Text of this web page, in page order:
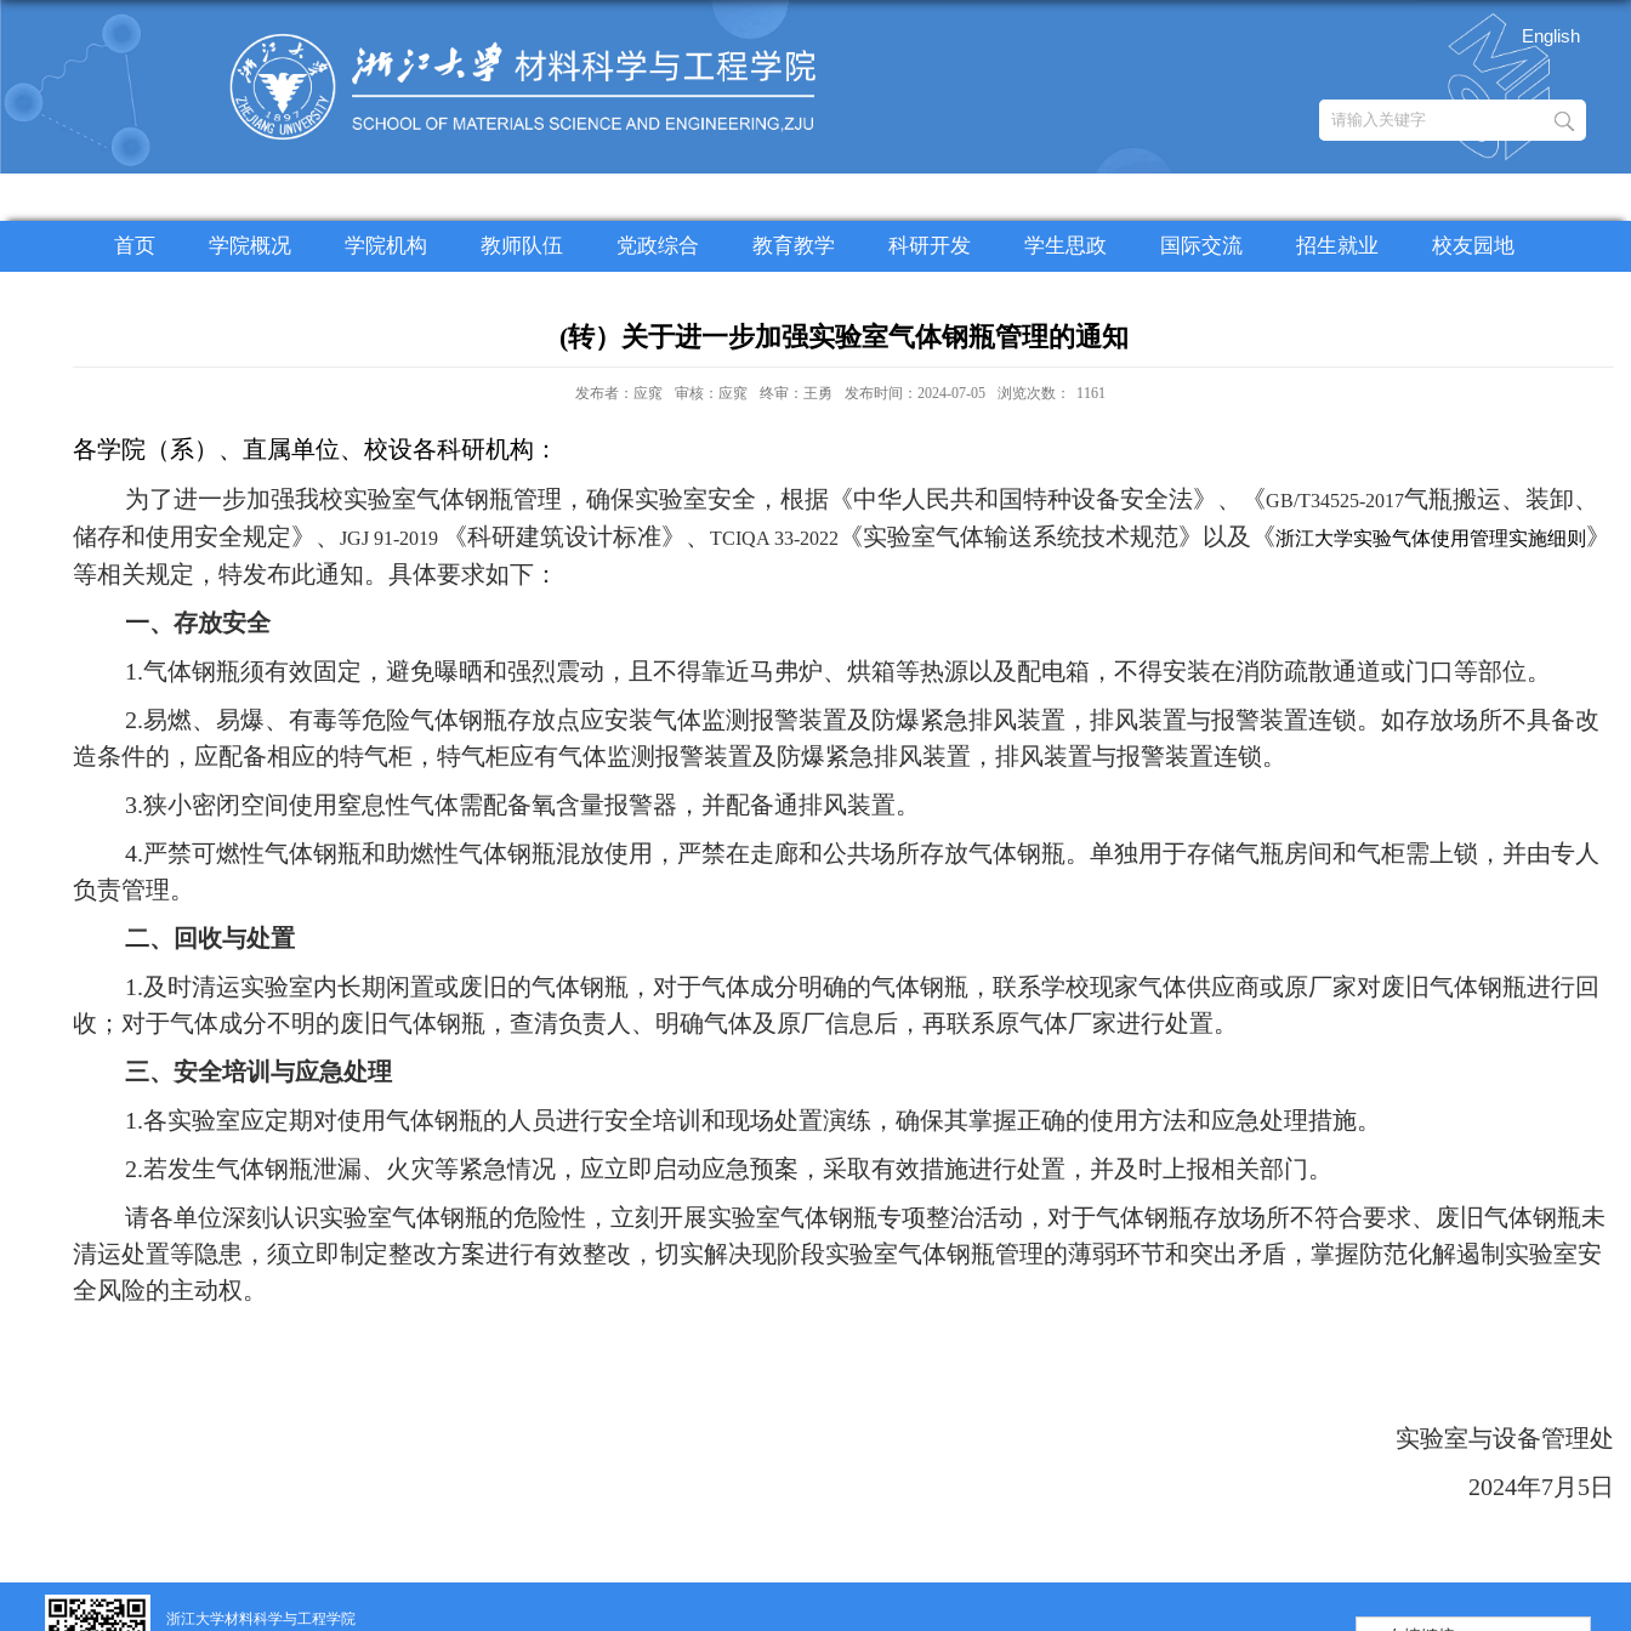
English
首页 学院概况 学院机构 教师队伍 党政综合 教育教学 科研开发 学生思政 国际交流 招生就业 校友园地
(转）关于进一步加强实验室气体钢瓶管理的通知
发布者：应窕 审核：应窕 终审：王勇 发布时间：2024-07-05 浏览次数： 1161
各学院（系）、直属单位、校设各科研机构：
为了进一步加强我校实验室气体钢瓶管理，确保实验室安全，根据《中华人民共和国特种设备安全法》、《GB/T34525-2017气瓶搬运、装卸、
储存和使用安全规定》、
JGJ 91-2019 《科研建筑设计标准》、 TCIQA 33-2022 《实验室气体输送系统技术规范》以及《浙江大学实验气体使用管理实施细则 》
等相关规定，特发布此通知。具体要求如下：
一、存放安全
1.气体钢瓶须有效固定，避免曝晒和强烈震动，且不得靠近马弗炉、烘箱等热源以及配电箱，不得安装在消防疏散通道或门口等部位。
2.易燃、易爆、有毒等危险气体钢瓶存放点应安装气体监测报警装置及防爆紧急排风装置，排风装置与报警装置连锁。如存放场所不具备改
造条件的，应配备相应的特气柜，特气柜应有气体监测报警装置及防爆紧急排风装置，排风装置与报警装置连锁。
3.狭小密闭空间使用窒息性气体需配备氧含量报警器，并配备通排风装置。
4.严禁可燃性气体钢瓶和助燃性气体钢瓶混放使用，严禁在走廊和公共场所存放气体钢瓶。单独用于存储气瓶房间和气柜需上锁，并由专人
负责管理。
二、回收与处置
1.及时清运实验室内长期闲置或废旧的气体钢瓶，对于气体成分明确的气体钢瓶，联系学校现家气体供应商或原厂家对废旧气体钢瓶进行回
收；对于气体成分不明的废旧气体钢瓶，查清负责人、明确气体及原厂信息后，再联系原气体厂家进行处置。
三、安全培训与应急处理
1.各实验室应定期对使用气体钢瓶的人员进行安全培训和现场处置演练，确保其掌握正确的使用方法和应急处理措施。
2.若发生气体钢瓶泄漏、火灾等紧急情况，应立即启动应急预案，采取有效措施进行处置，并及时上报相关部门。
请各单位深刻认识实验室气体钢瓶的危险性，立刻开展实验室气体钢瓶专项整治活动，对于气体钢瓶存放场所不符合要求、废旧气体钢瓶未
清运处置等隐患，须立即制定整改方案进行有效整改，切实解决现阶段实验室气体钢瓶管理的薄弱环节和突出矛盾，掌握防范化解遏制实验室安
全风险的主动权。
实验室与设备管理处
2024年7月5日
浙江大学材料科学与工程学院